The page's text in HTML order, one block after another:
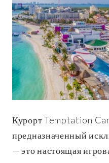
Курорт Temptation
предназначенный
— это настоящая